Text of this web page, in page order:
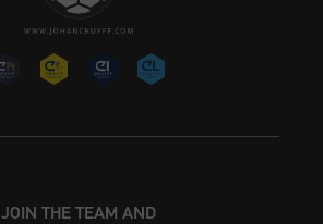
JOIN THE TEAM AND